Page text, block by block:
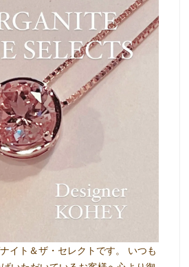
イト＆ザ・セレクトです。 いつも